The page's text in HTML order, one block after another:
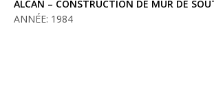
ALCAN – CONSTRUCTION DE MUR DE
ANNÉE: 1984